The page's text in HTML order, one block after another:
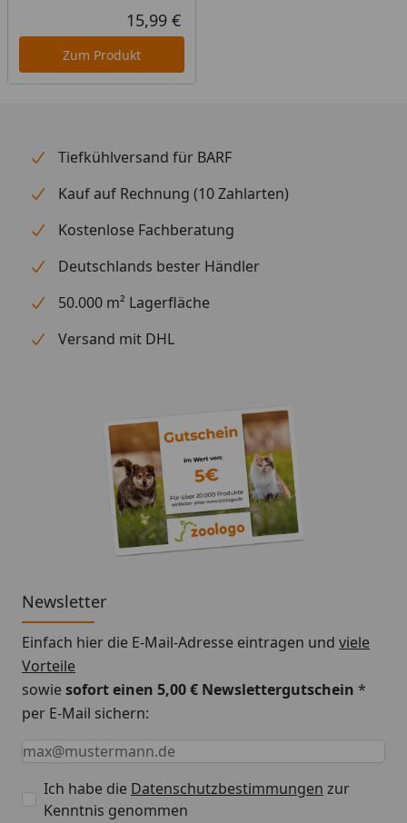
Aktueller Preis
15,99 €
Zum Produkt
Tiefkühlversand für BARF
Kauf auf Rechnung (10 Zahlarten)
Kostenlose Fachberatung
Deutschlands bester Händler
50.000 m² Lagerfläche
Versand mit DHL
Newsletter
Einfach hier die E-Mail-Adresse eintragen und viele
Vorteile
sowiesofort einen 5,00 € Newslettergutschein *
per E-Mail sichern:
Keine Eingabe erforderlich
Eingabe erforderlich
E-Mail *
Ich habe die Datenschutzbestimmungen zur
Kenntnis genommen